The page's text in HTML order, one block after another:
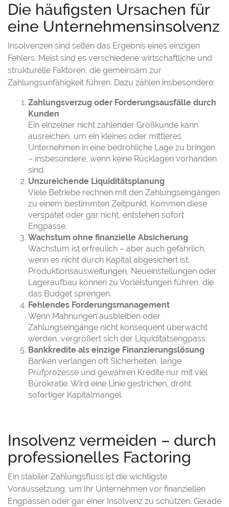
Die häufigsten Ursachen für
eine Unternehmensinsolvenz
Insolvenzen sind selten das Ergebnis eines einzigen
Fehlers. Meist sind es verschiedene wirtschaftliche und
strukturelle Faktoren, die gemeinsam zur
Zahlungsunfähigkeit führen. Dazu zählen insbesondere:
Zahlungsverzug oder Forderungsausfälle durch
Kunden
Ein einzelner nicht zahlender Großkunde kann
ausreichen, um ein kleines oder mittleres
Unternehmen in eine bedrohliche Lage zu bringen
– insbesondere, wenn keine Rücklagen vorhanden
sind.
Unzureichende Liquiditätsplanung
Viele Betriebe rechnen mit den Zahlungseingängen
zu einem bestimmten Zeitpunkt. Kommen diese
verspätet oder gar nicht, entstehen sofort
Engpässe.
Wachstum ohne finanzielle Absicherung
Wachstum ist erfreulich – aber auch gefährlich,
wenn es nicht durch Kapital abgesichert ist.
Produktionsausweitungen, Neueinstellungen oder
Lageraufbau können zu Vorleistungen führen, die
das Budget sprengen.
Fehlendes Forderungsmanagement
Wenn Mahnungen ausbleiben oder
Zahlungseingänge nicht konsequent überwacht
werden, vergrößert sich der Liquiditätsengpass.
Bankkredite als einzige Finanzierungslösung
Banken verlangen oft Sicherheiten, lange
Prüfprozesse und gewähren Kredite nur mit viel
Bürokratie. Wird eine Linie gestrichen, droht
sofortiger Kapitalmangel.
Insolvenz vermeiden – durch
professionelles Factoring
Ein stabiler Zahlungsfluss ist die wichtigste
Voraussetzung, um Ihr Unternehmen vor finanziellen
Engpässen oder gar einer Insolvenz zu schützen. Gerade